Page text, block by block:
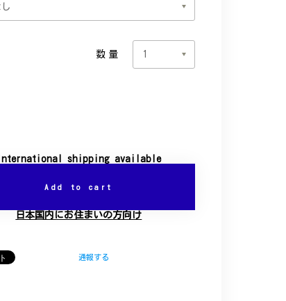
数量
International shipping available
Add to cart
日本国内にお住まいの方向け
通報する